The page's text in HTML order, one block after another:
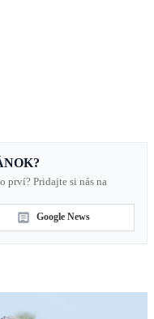
prví? Pridajte si nás na
Google News